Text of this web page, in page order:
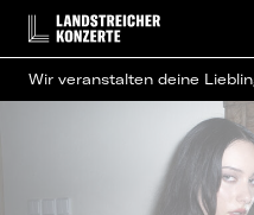
Wir veranstalten deine